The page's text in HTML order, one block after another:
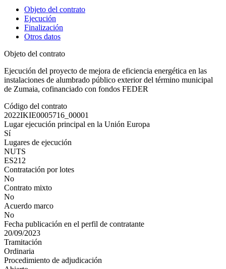
Objeto del contrato
Ejecución
Finalización
Otros datos
Objeto del contrato
Ejecución del proyecto de mejora de eficiencia energética en las
instalaciones de alumbrado público exterior del término municipal
de Zumaia, cofinanciado con fondos FEDER
Código del contrato
2022IKIE0005716_00001
Lugar ejecución principal en la Unión Europa
Sí
Lugares de ejecución
NUTS
ES212
Contratación por lotes
No
Contrato mixto
No
Acuerdo marco
No
Fecha publicación en el perfil de contratante
20/09/2023
Tramitación
Ordinaria
Procedimiento de adjudicación